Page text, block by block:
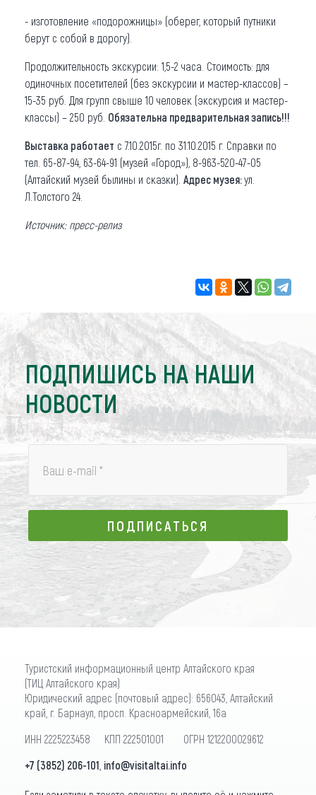
- изготовление «подорожницы» (оберег, который путники
берут с собой в дорогу).
Продолжительность экскурсии: 1,5-2 часа. Стоимость: для
одиночных посетителей (без экскурсии и мастер-классов) –
15-35 руб. Для групп свыше 10 человек (экскурсия и мастер-
классы) – 250 руб. Обязательна предварительная запись!!!
Выставка работает с 7.10.2015г. по 31.10.2015 г. Справки по
тел. 65-87-94, 63-64-91 (музей «Город»), 8-963-520-47-05
(Алтайский музей былины и сказки). Адрес музея:ул.
Л.Толстого 24.
Источник: пресс-релиз
ПОДПИШИСЬ НА НАШИ
НОВОСТИ
Ваш e-mail *
ПОДПИСАТЬСЯ
ПОДПИСАТЬСЯ
Туристский информационный центр Алтайского края
(ТИЦ Алтайского края)
Юридический адрес (почтовый адрес): 656043, Алтайский
край, г. Барнаул, просп. Красноармейский, 16а
ИНН 2225223458 КПП 222501001 ОГРН 1212200029612
+7 (3852) 206-101 info@visitaltai.info